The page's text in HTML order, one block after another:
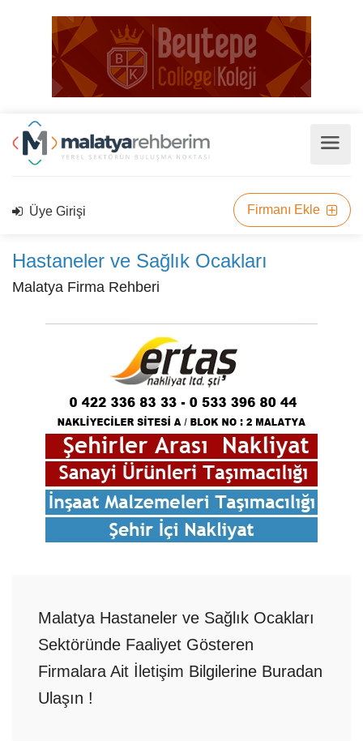
Üye Girişi Firmanı Ekle
Hastaneler ve Sağlık Ocakları
Malatya Firma Rehberi
Malatya Hastaneler ve Sağlık Ocakları
Sektöründe Faaliyet Gösteren
Firmalara Ait İletişim Bilgilerine Buradan
Ulaşın !